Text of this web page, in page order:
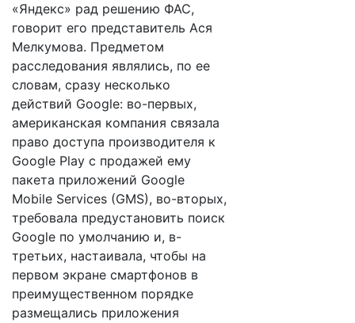
«Яндекс» рад решению ФАС,
говорит его представитель Ася
Мелкумова. Предметом
расследования являлись, по ее
словам, сразу несколько
действий Google: во-первых,
американская компания связала
право доступа производителя к
Google Play с продажей ему
пакета приложений Google
Mobile Services (GMS), во-вторых,
требовала предустановить поиск
Google по умолчанию и, в-
третьих, настаивала, чтобы на
первом экране смартфонов в
преимущественном порядке
размещались приложения